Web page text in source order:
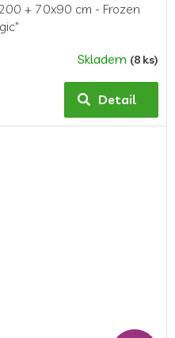
+ 70x90 cm - Frozen
Skladem (8 ks)
Detail